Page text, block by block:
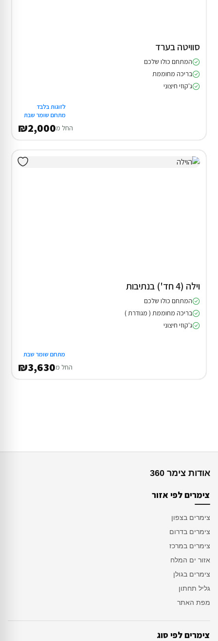
סוויטה בערד
המתחם כולו שלכם
בריכה מחוממת
ג'קוזי חיצוני
לזוגות בלבד
מתחם שומר שבת
החל מ₪2,000
וילה (4 חד') בנתיבות
המתחם כולו שלכם
בריכה מחוממת ( מגודרת )
ג'קוזי חיצוני
מתחם שומר שבת
החל מ₪3,630
אודות צימר 360
צימרים לפי אזור
צימרים בצפון
צימרים בדרום
צימרים במרכז
אזור ים המלח
צימרים בגולן
גליל תחתון
מפת האתר
צימרים לפי סוג